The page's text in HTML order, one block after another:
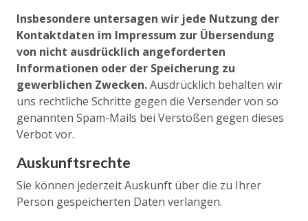
Insbesondere untersagen wir jede Nutzung der
Kontaktdaten im Impressum zur Übersendung
von nicht ausdrücklich angeforderten
Informationen oder der Speicherung zu
gewerblichen Zwecken.Ausdrücklich behalten wir
uns rechtliche Schritte gegen die Versender von so
genannten Spam-Mails bei Verstößen gegen dieses
Verbot vor.
Auskunftsrechte
Sie können jederzeit Auskunft über die zu Ihrer
Person gespeicherten Daten verlangen.